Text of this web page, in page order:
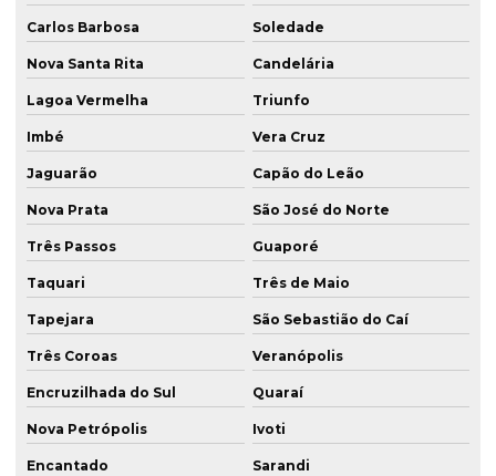
Fundação com hélice contínua rs
Fundação com hélice contínua sc
Fundação para obra pesada rs
Fundação para ponte rs
Fundação para ponte sc
Fundação profunda
Fundações engenharia civil
Fundações especiais
Fundações profundas estacas
Geotecnia e fundações
Hélice contínua monitorada para obra rs
Carlos Barbosa Soledade
Nova Santa Rita Candelária
Lagoa Vermelha Triunfo
Imbé Vera Cruz
Jaguarão Capão do Leão
Nova Prata São José do Norte
Três Passos Guaporé
Taquari Três de Maio
Tapejara São Sebastião do Caí
Três Coroas Veranópolis
Encruzilhada do Sul Quaraí
Nova Petrópolis Ivoti
Encantado Sarandi